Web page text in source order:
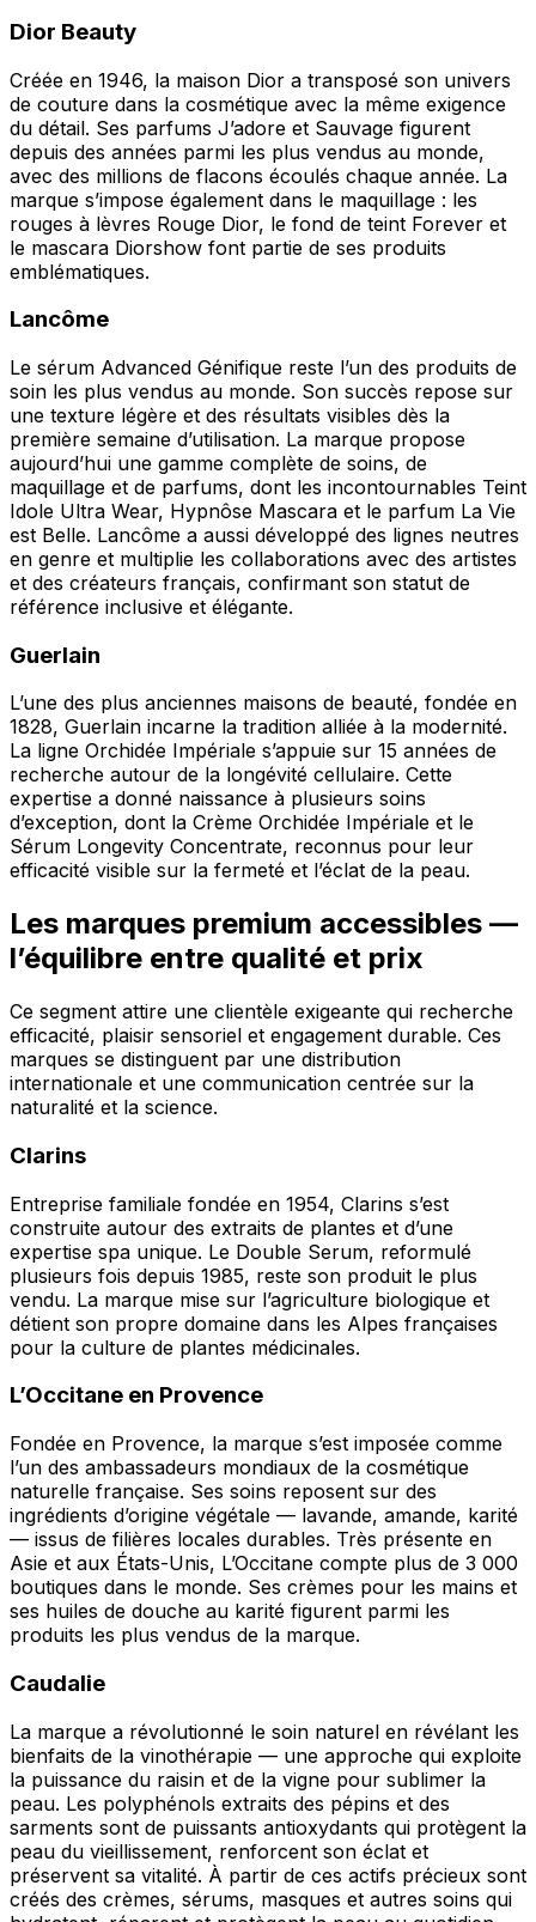
Dior Beauty
Créée en 1946, la maison Dior a transposé son univers
de couture dans la cosmétique avec la même exigence
du détail. Ses parfums J’adore et Sauvage figurent
depuis des années parmi les plus vendus au monde,
avec des millions de flacons écoulés chaque année. La
marque s’impose également dans le maquillage : les
rouges à lèvres Rouge Dior, le fond de teint Forever et
le mascara Diorshow font partie de ses produits
emblématiques.
Lancôme
Le sérum Advanced Génifique reste l’un des produits de
soin les plus vendus au monde. Son succès repose sur
une texture légère et des résultats visibles dès la
première semaine d’utilisation. La marque propose
aujourd’hui une gamme complète de soins, de
maquillage et de parfums, dont les incontournables Teint
Idole Ultra Wear, Hypnôse Mascara et le parfum La Vie
est Belle. Lancôme a aussi développé des lignes neutres
en genre et multiplie les collaborations avec des artistes
et des créateurs français, confirmant son statut de
référence inclusive et élégante.
Guerlain
L’une des plus anciennes maisons de beauté, fondée en
1828, Guerlain incarne la tradition alliée à la modernité.
La ligne Orchidée Impériale s’appuie sur 15 années de
recherche autour de la longévité cellulaire. Cette
expertise a donné naissance à plusieurs soins
d’exception, dont la Crème Orchidée Impériale et le
Sérum Longevity Concentrate, reconnus pour leur
efficacité visible sur la fermeté et l’éclat de la peau.
Les marques premium accessibles —
l’équilibre entre qualité et prix
Ce segment attire une clientèle exigeante qui recherche
efficacité, plaisir sensoriel et engagement durable. Ces
marques se distinguent par une distribution
internationale et une communication centrée sur la
naturalité et la science.
Clarins
Entreprise familiale fondée en 1954, Clarins s’est
construite autour des extraits de plantes et d’une
expertise spa unique. Le Double Serum, reformulé
plusieurs fois depuis 1985, reste son produit le plus
vendu. La marque mise sur l’agriculture biologique et
détient son propre domaine dans les Alpes françaises
pour la culture de plantes médicinales.
L’Occitane en Provence
Fondée en Provence, la marque s’est imposée comme
l’un des ambassadeurs mondiaux de la cosmétique
naturelle française. Ses soins reposent sur des
ingrédients d’origine végétale — lavande, amande, karité
— issus de filières locales durables. Très présente en
Asie et aux États-Unis, L’Occitane compte plus de 3 000
boutiques dans le monde. Ses crèmes pour les mains et
ses huiles de douche au karité figurent parmi les
produits les plus vendus de la marque.
Caudalie
La marque a révolutionné le soin naturel en révélant les
bienfaits de la vinothérapie — une approche qui exploite
la puissance du raisin et de la vigne pour sublimer la
peau. Les polyphénols extraits des pépins et des
sarments sont de puissants antioxydants qui protègent la
peau du vieillissement, renforcent son éclat et
préservent sa vitalité. À partir de ces actifs précieux sont
créés des crèmes, sérums, masques et autres soins qui